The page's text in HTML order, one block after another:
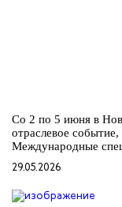
Со 2 по 5 июня в
отраслевое
Международные
БЕЗОПАСНОСТЬ
мероприятия,...
29.05.2026